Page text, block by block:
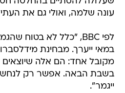
עונה שלמה, ואולי גם את
במאי ייערך. מבחינת
מקובל אחד: הם אלה שיוצאים
בשבת הבאה. אפשר רק לנחש
ייגמר".